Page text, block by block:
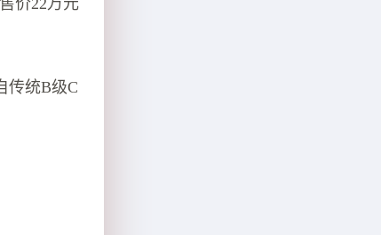
价22万元
传统B级C